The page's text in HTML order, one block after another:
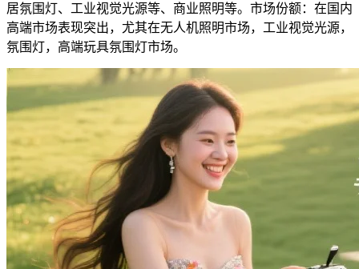
居氛围灯、工业视觉光源等、商业照明等。市场份额：在国内
高端市场表现突出，尤其在无人机照明市场，工业视觉光源，
氛围灯，高端玩具氛围灯市场。